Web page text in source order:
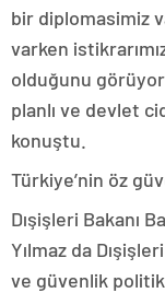
bir diplomasimiz
varken
olduğunu
planlı ve devlet
konuştu.
Türkiye’nin öz
Dışişleri Bakanı
Yılmaz da
ve güvenlik